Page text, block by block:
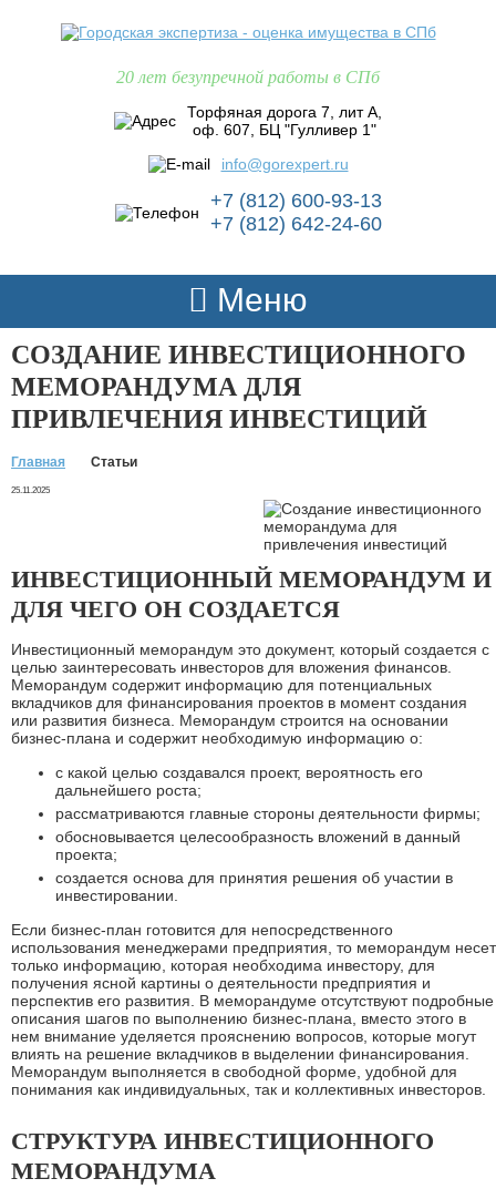
20 лет безупречной работы в СПб
Торфяная дорога 7, лит А,
оф. 607, БЦ "Гулливер 1"
info@gorexpert.ru
+7 (812) 600-93-13
+7 (812) 642-24-60
Меню
СОЗДАНИЕ ИНВЕСТИЦИОННОГО
МЕМОРАНДУМА ДЛЯ
ПРИВЛЕЧЕНИЯ ИНВЕСТИЦИЙ
Главная Статьи
25.11.2025
ИНВЕСТИЦИОННЫЙ МЕМОРАНДУМ И
ДЛЯ ЧЕГО ОН СОЗДАЕТСЯ
Инвестиционный меморандум это документ, который создается с
целью заинтересовать инвесторов для вложения финансов.
Меморандум содержит информацию для потенциальных
вкладчиков для финансирования проектов в момент создания
или развития бизнеса. Меморандум строится на основании
бизнес-плана и содержит необходимую информацию о:
с какой целью создавался проект, вероятность его
дальнейшего роста;
рассматриваются главные стороны деятельности фирмы;
обосновывается целесообразность вложений в данный
проекта;
создается основа для принятия решения об участии в
инвестировании.
Если бизнес-план готовится для непосредственного
использования менеджерами предприятия, то меморандум несет
только информацию, которая необходима инвестору, для
получения ясной картины о деятельности предприятия и
перспектив его развития. В меморандуме отсутствуют подробные
описания шагов по выполнению бизнес-плана, вместо этого в
нем внимание уделяется прояснению вопросов, которые могут
влиять на решение вкладчиков в выделении финансирования.
Меморандум выполняется в свободной форме, удобной для
понимания как индивидуальных, так и коллективных инвесторов.
СТРУКТУРА ИНВЕСТИЦИОННОГО
МЕМОРАНДУМА